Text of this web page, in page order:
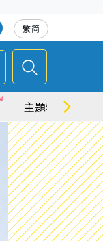
繁简
主題特集